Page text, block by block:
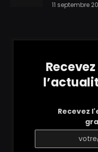
11 septembre
Recevez